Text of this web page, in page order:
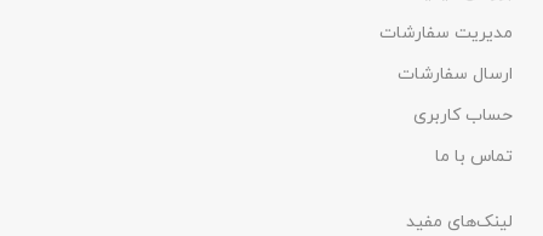
مدیریت سفارشات
ارسال سفارشات
حساب کاربری
تماس با ما
لینک‌های مفید